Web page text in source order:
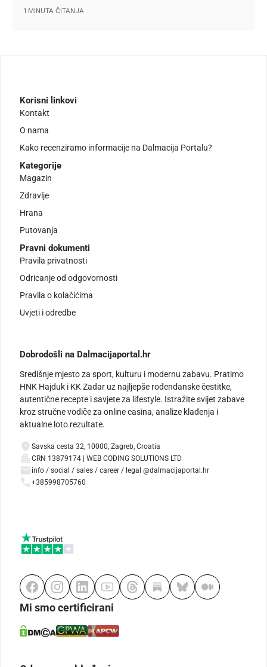
1 MINUTA ČITANJA
Korisni linkovi
Kontakt
O nama
Kako recenziramo informacije na Dalmacija Portalu?
Kategorije
Magazin
Zdravlje
Hrana
Putovanja
Pravni dokumenti
Pravila privatnosti
Odricanje od odgovornosti
Pravila o kolačićima
Uvjeti i odredbe
Dobrodošli na Dalmacijaportal.hr
Središnje mjesto za sport, kulturu i modernu zabavu. Pratimo
HNK Hajduk i KK Zadar uz najljepše rođendanske čestitke,
autentične recepte i savjete za lifestyle. Istražite svijet zabave
kroz stručne vodiče za online casina, analize klađenja i
aktualne loto rezultate.
Savska cesta 32, 10000, Zagreb, Croatia
CRN 13879174 | WEB CODING SOLUTIONS LTD
info / social / sales / career / legal @dalmacijaportal.hr
+385998705760
Mi smo certificirani